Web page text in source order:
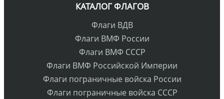
КАТАЛОГ ФЛАГОВ
Флаги ВДВ
Флаги ВМФ России
Флаги ВМФ СССР
Флаги ВМФ Российской Империи
Флаги пограничные войска России
Флаги пограничные войска СССР